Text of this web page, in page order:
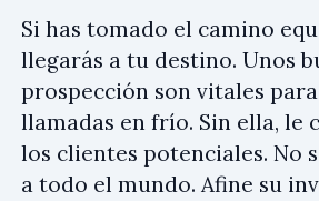
Si has tomado el camino
llegarás a tu destino. Unos
prospección son vitales
llamadas en frío. Sin ella, le
los clientes potenciales. No
a todo el mundo. Afine su